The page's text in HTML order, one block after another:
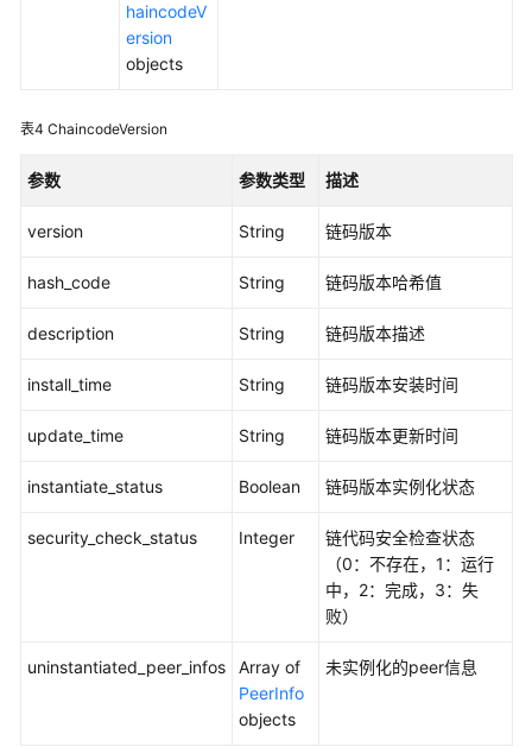
频
助
更
文
用
指
（阿
扎
开
haincodeV
ersion
objects
表4 ChaincodeVersion
参数 参数类型 描述
version String 链码版本
hash_code String 链码版本哈希值
description String 链码版本描述
install_time String 链码版本安装时间
update_time String 链码版本更新时间
instantiate_status Boolean 链码版本实例化状态
security_check_status Integer
链代码安全检查状态
（0：不存在，1：运行
中，2：完成，3：失
败）
uninstantiated_peer_infos
Array of
PeerInfo
objects
未实例化的peer信息